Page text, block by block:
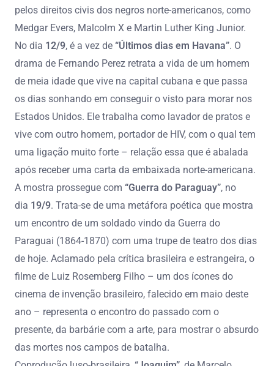
pelos direitos civis dos negros norte-americanos, como
Medgar Evers, Malcolm X e Martin Luther King Junior.
No dia 12/9, é a vez de “Últimos dias em Havana”. O
drama de Fernando Perez retrata a vida de um homem
de meia idade que vive na capital cubana e que passa
os dias sonhando em conseguir o visto para morar nos
Estados Unidos. Ele trabalha como lavador de pratos e
vive com outro homem, portador de HIV, com o qual tem
uma ligação muito forte – relação essa que é abalada
após receber uma carta da embaixada norte-americana.
A mostra prossegue com “Guerra do Paraguay”, no
dia 19/9. Trata-se de uma metáfora poética que mostra
um encontro de um soldado vindo da Guerra do
Paraguai (1864-1870) com uma trupe de teatro dos dias
de hoje. Aclamado pela crítica brasileira e estrangeira, o
filme de Luiz Rosemberg Filho – um dos ícones do
cinema de invenção brasileiro, falecido em maio deste
ano – representa o encontro do passado com o
presente, da barbárie com a arte, para mostrar o absurdo
das mortes nos campos de batalha.